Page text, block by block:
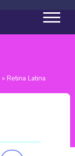
» Retina Latina